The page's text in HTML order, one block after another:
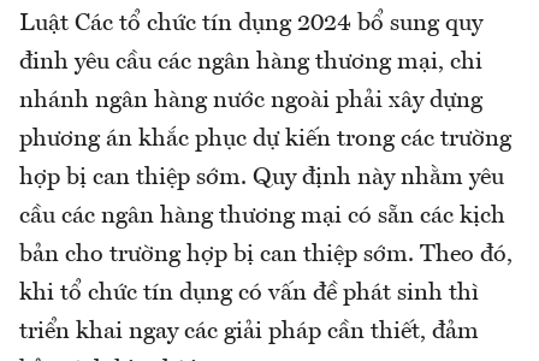
Luật Các tổ chức tín dụng 2024 bổ sung quy
đinh yêu cầu các ngân hàng thương mại, chi
nhánh ngân hàng nước ngoài phải xây dựng
phương án khắc phục dự kiến trong các trường
hợp bị can thiệp sớm. Quy định này nhằm yêu
cầu các ngân hàng thương mại có sẵn các kịch
bản cho trường hợp bị can thiệp sớm. Theo đó,
khi tổ chức tín dụng có vấn đề phát sinh thì
triển khai ngay các giải pháp cần thiết, đảm